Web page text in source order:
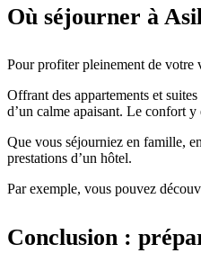
Où séjourner à
Pour profiter pleinement de votre
Offrant des appartements et
d’un calme apaisant. Le confort
Que vous séjourniez en famille,
prestations d’un hôtel.
Par exemple, vous pouvez
Conclusion :